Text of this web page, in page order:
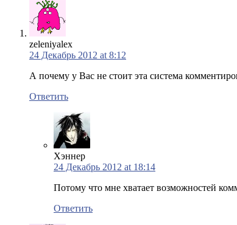
zeleniyalex
24 Декабрь 2012 at 8:12
А почему у Вас не стоит эта система
Ответить
Хэннер
24 Декабрь 2012 at 18:14
Потому что мне хватает возможностей
Ответить